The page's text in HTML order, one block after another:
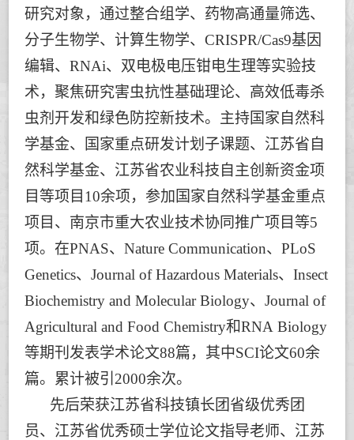
研究对象，通过整合组学、药物高通量筛选、
分子生物学、计算生物学、CRISPR/Cas9基因
编辑、RNAi、双电极电压钳电生理等实验技
术，聚焦研究害虫抗性基础理论、高效低毒杀
虫剂开发和绿色防控新技术。主持国家自然科
学基金、国家重点研发计划子课题、江苏省自
然科学基金、江苏省农业科技自主创新资金项
目等项目 10余项，参加国家自然科学基金重点
项目、南京市重大农业技术协同推广项目等5
项。在PNAS、Nature Communication、PLoS
Genetics、Journal of Hazardous Materials、Insect
Biochemistry and Molecular Biology、Journal of
Agricultural and Food Chemistry和RNA Biology
等期刊发表学术论文88篇，其中SCI论文60余
篇。累计被引 2000余次。
先后荣获江苏省科技镇长团省级优秀团
员、江苏省优秀硕士学位论文指导老师、江苏